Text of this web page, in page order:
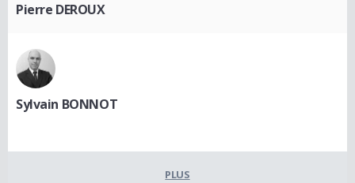
Pierre DEROUX
Sylvain BONNOT
PLUS